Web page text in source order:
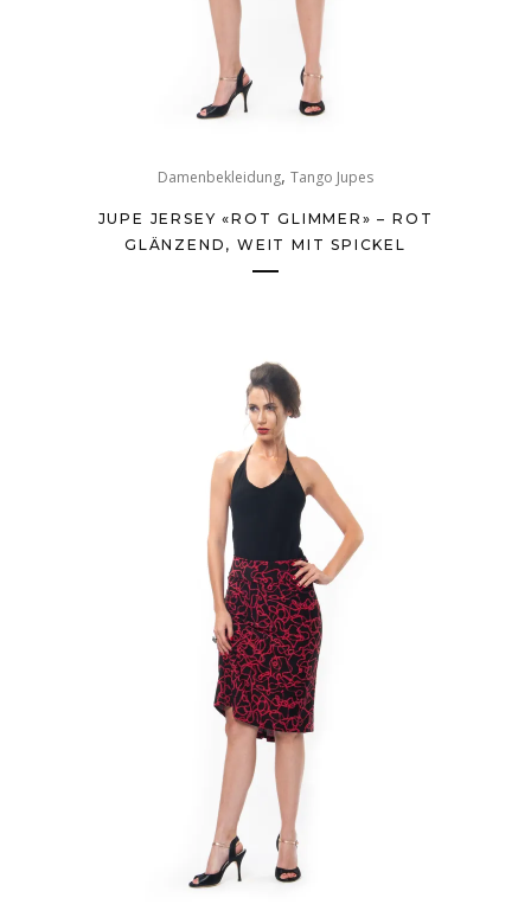
Damenbekleidung, Tango Jupes
JUPE JERSEY «ROT GLIMMER» – ROT
GLÄNZEND, WEIT MIT SPICKEL